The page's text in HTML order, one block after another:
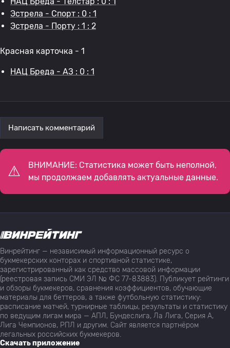
Эстрела - Спорт : 0 : 1
Эстрела - Порту : 1 : 2
Красная карточка - 1
НАЦ Бреда - АЗ : 0 : 1
Написать комментарий
ВНИМАНИЕ: Статистика может быть неполной,
мы продолжаем добавлять актуальные данные.
Винрейтинг — независимый информационный ресурс о
букмекерских конторах и спортивной статистике,
зарегистрированный как средство массовой информации
(реестровая запись СМИ ЭЛ № ФС 77-83883). Публикует рейтинги
и обзоры букмекеров, сравнения коэффициентов, обучающие
материалы для беттеров, а также футбольную статистику:
расписание матчей, турнирные таблицы, результаты и статистику
по ведущим лигам мира — АПЛ, Бундеслига, Ла Лига, Серия А,
Лига Чемпионов, РПЛ и другим. Сайт является партнёром
легальных российских букмекеров.
Скачать приложение